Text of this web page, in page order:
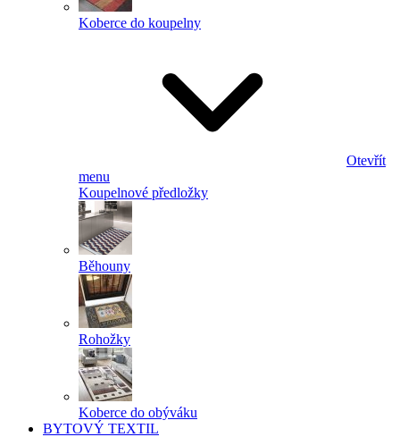
Koberce do koupelny
Otevřít
menu
Koupelnové předložky
Běhouny
Rohožky
Koberce do obýváku
BYTOVÝ TEXTIL